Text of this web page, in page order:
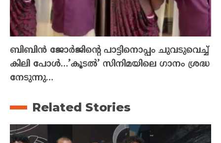
ബിബിൻ ജോർജിന്റെ പാട്ടിനൊപ്പം ചുവടുവെച്ച്
കിലി പോൾ…’കൂടൽ’ സിനിമയിലെ ഗാനം ശ്രദ്ധ
നേടുന്നു…
Related Stories